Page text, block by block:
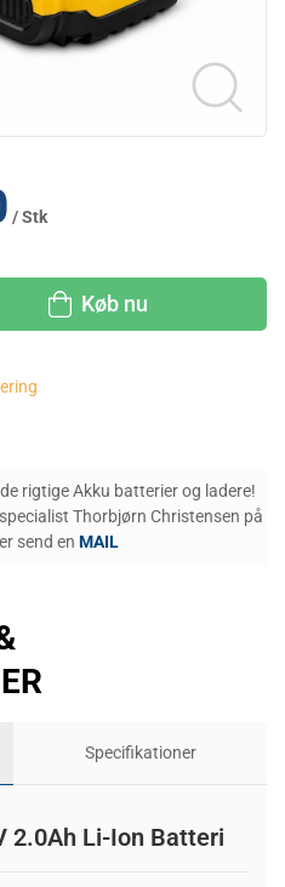
/ Stk
Køb nu
rigtige Akku batterier og ladere!
Thorbjørn Christensen på
send en MAIL
Specifikationer
2.0Ah Li-Ion Batteri